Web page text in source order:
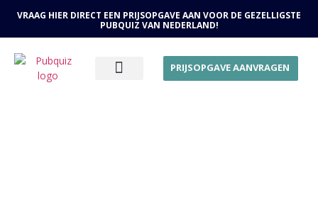
VRAAG HIER DIRECT EEN PRIJSOPGAVE AAN VOOR DE GEZELLIGSTE
PUBQUIZ VAN NEDERLAND!
PRIJSOPGAVE AANVRAGEN